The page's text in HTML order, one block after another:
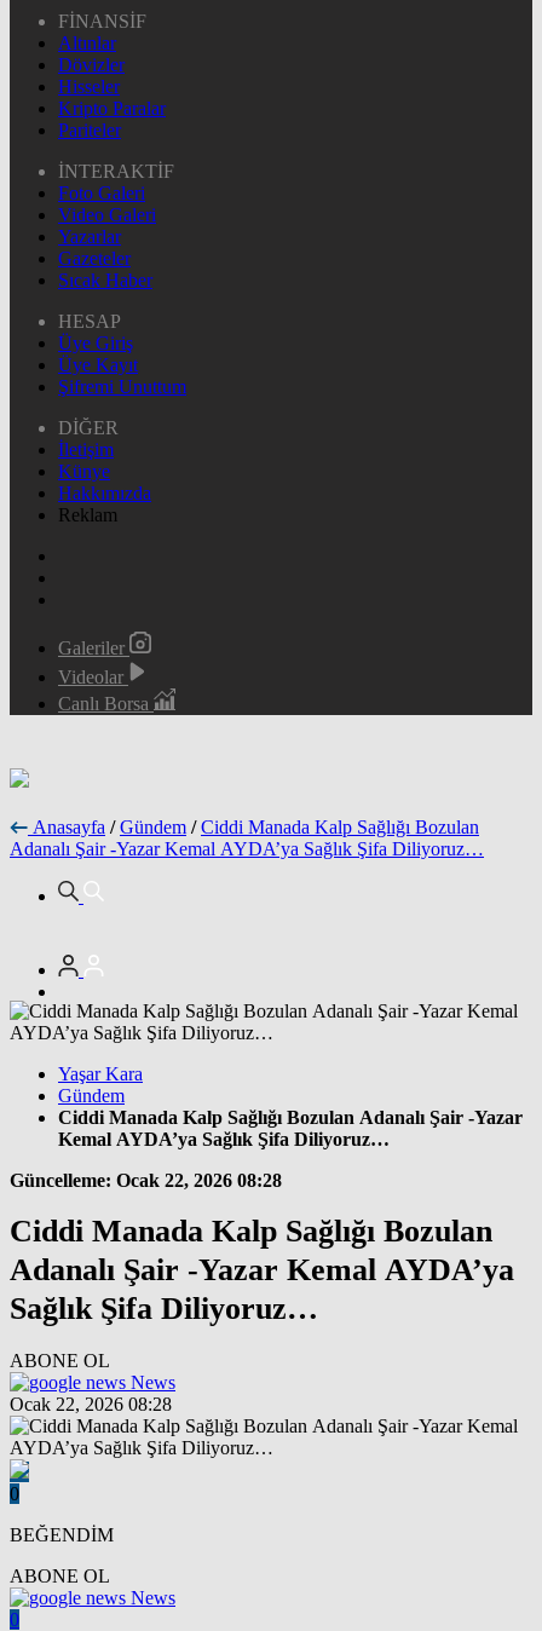
FİNANSİF
Altınlar
Dövizler
Hisseler
Kripto Paralar
Pariteler
İNTERAKTİF
Foto Galeri
Video Galeri
Yazarlar
Gazeteler
Sıcak Haber
HESAP
Üye Giriş
Üye Kayıt
Şifremi Unuttum
DİĞER
İletişim
Künye
Hakkımızda
Reklam
Galeriler
Videolar
Canlı Borsa
Anasayfa / Gündem / Ciddi Manada Kalp Sağlığı Bozulan
Adanalı Şair -Yazar Kemal AYDA’ya Sağlık Şifa Diliyoruz…
Yaşar Kara
Gündem
Ciddi Manada Kalp Sağlığı Bozulan Adanalı Şair -Yazar
Kemal AYDA’ya Sağlık Şifa Diliyoruz…
Güncelleme: Ocak 22, 2026 08:28
Ciddi Manada Kalp Sağlığı Bozulan
Adanalı Şair -Yazar Kemal AYDA’ya
Sağlık Şifa Diliyoruz…
ABONE OL
News
Ocak 22, 2026 08:28
0
BEĞENDİM
ABONE OL
News
0